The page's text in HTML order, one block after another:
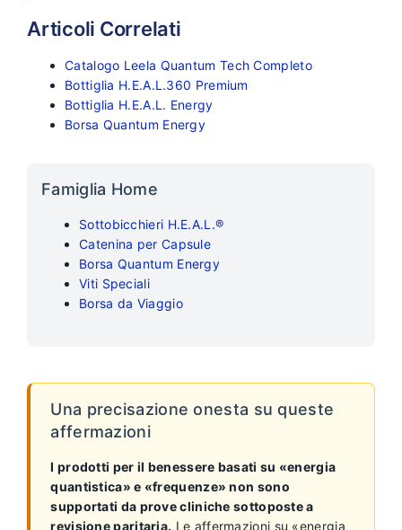
Articoli Correlati
Catalogo Leela Quantum Tech Completo
Bottiglia H.E.A.L.360 Premium
Bottiglia H.E.A.L. Energy
Borsa Quantum Energy
Famiglia Home
Sottobicchieri H.E.A.L.®
Catenina per Capsule
Borsa Quantum Energy
Viti Speciali
Borsa da Viaggio
Una precisazione onesta su queste
affermazioni
I prodotti per il benessere basati su «energia
quantistica» e «frequenze» non sono
supportati da prove cliniche sottoposte a
revisione paritaria. Le affermazioni su «energia